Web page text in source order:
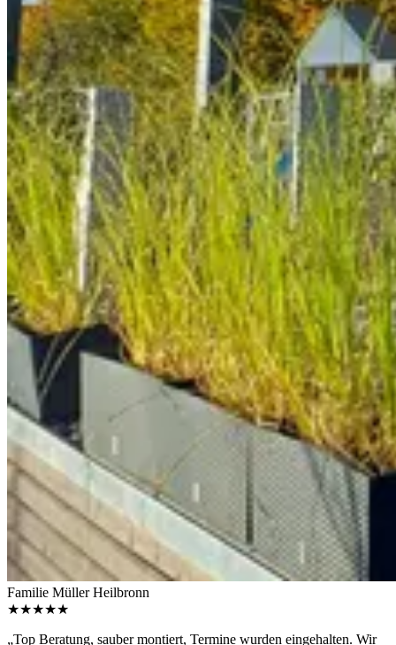
Familie Müller Heilbronn
★★★★★
„Top Beratung, sauber montiert, Termine wurden eingehalten. Wir